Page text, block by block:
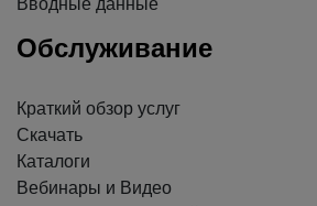
Вводные данные
Обслуживание
Краткий обзор услуг
Скачать
Каталоги
Вебинары и Видео